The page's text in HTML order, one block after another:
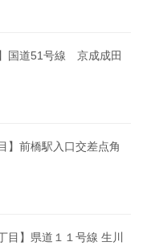
国道51号線 京成成田
】前橋駅入口交差点角
目】県道１１号線 生川